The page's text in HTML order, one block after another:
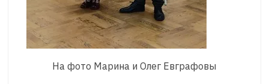
На фото Марина и Олег Евграфовы